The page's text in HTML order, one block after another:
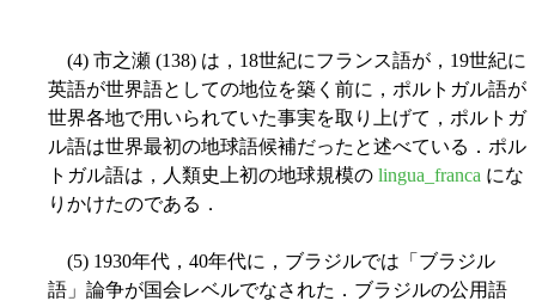
(4) 市之瀬 (138) は，18世紀にフランス語が，19世紀に
英語が世界語としての地位を築く前に，ポルトガル語が
世界各地で用いられていた事実を取り上げて，ポルトガ
ル語は世界最初の地球語候補だったと述べている．ポル
トガル語は，人類史上初の地球規模の lingua_franca にな
りかけたのである．
(5) 1930年代，40年代に，ブラジルでは「ブラジル
語」論争が国会レベルでなされた．ブラジルの公用語